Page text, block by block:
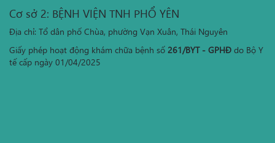
Cơ sở 2: BỆNH VIỆN TNH PHỔ YÊN
Địa chỉ: Tổ dân phố Chùa, phường Vạn Xuân, Thái Nguyên
Giấy phép hoạt động khám chữa bệnh số 261/BYT - GPHĐ do Bộ Y
tế cấp ngày 01/04/2025